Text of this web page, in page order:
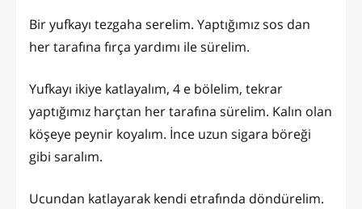
Bir yufkayı tezgaha serelim. Yaptığımız sos dan
her tarafına fırça yardımı ile sürelim.
Yufkayı ikiye katlayalım, 4 e bölelim, tekrar
yaptığımız harçtan her tarafına sürelim. Kalın olan
köşeye peynir koyalım. İnce uzun sigara böreği
gibi saralım.
Ucundan katlayarak kendi etrafında döndürelim.